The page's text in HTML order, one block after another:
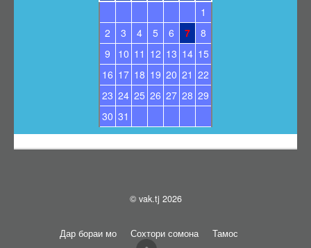
1
2
3 4 5 6 7
8
9
10 11 12 13 14 15
16 17 18 19 20 21 22
23 24 25 26 27 28 29
30 31
© vak.tj 2026
Дар бораи мо Сохтори сомона Тамос